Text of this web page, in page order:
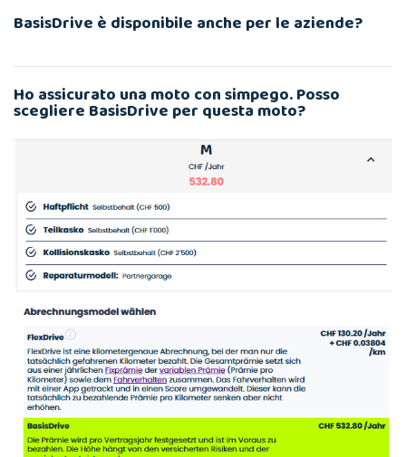
BasisDrive è disponibile anche per le aziende?
Ho assicurato una moto con simpego. Posso
scegliere BasisDrive per questa moto?